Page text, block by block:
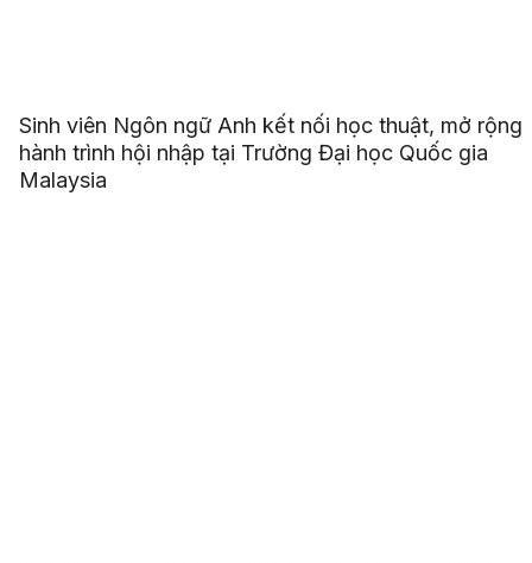
Sinh viên Ngôn ngữ Anh kết nối học thuật, mở rộng
hành trình hội nhập tại Trường Đại học Quốc gia
Malaysia